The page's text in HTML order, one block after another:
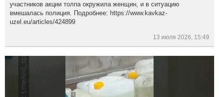
участников акции толпа окружила женщин, и в ситуацию
вмешалась полиция. Подробнее: https://www.kavkaz-
uzel.eu/articles/424899
13 июля 2026, 15:49